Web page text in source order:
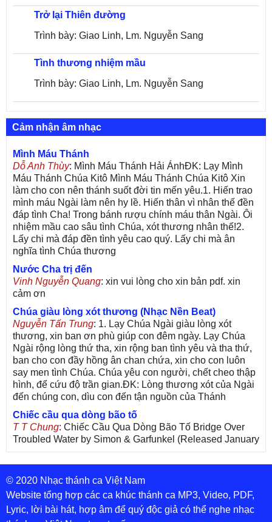
Trở lại Thiên đường
Trình bày: Giao Linh, Lm. Nguyễn Sang
Tình thương nhiệm mầu
Trình bày: Giao Linh, Lm. Nguyễn Sang
Cảm nhận âm nhạc
Mình Máu Thánh
Dỗ Anh Thùy: Mình Máu Thánh Hải ÁnhĐK: Lạy Mình
Máu Thánh Chúa Kitô Mình Máu Thánh Chúa Kitô Xin
làm cho con nên thánh suốt đời tin mến yêu.1. Hiến trao
mình máu Ngài làm nên hy lề. Hiến thân vì nhân thế đền
đáp tình Cha! Trong bánh rượu chính máu thân Ngài. Ôi
nhiệm mầu cao sâu tình Chúa, xót thương nhân thế!2.
Lấy chi mà đáp đền tình yêu cao quý. Lấy chi mà ân
nghĩa tình Chúa thương
Nước Cha trị đến
Vinh Nguyễn Quang: xin vui lòng cho xin bản pdf. xin
cảm ơn
Chúa giàu lòng xót thương (Nhạc Nền Beat)
Nguyễn Tấn Trung: 1. Lạy Chúa Ngài giàu lòng xót
thương, xin ban ơn phù giúp con đêm ngày. Lạy Chúa
Ngài rộng lòng thứ tha, xin rộng ban tình yêu và tha thứ,
ban cho con đầy hồng ân chan chứa, xin cho con luôn
say men tình Chúa. Chúa yêu con người, chết cheo thập
hình, để cứu độ trần gian.ĐK: Lòng thương xót của Ngài
đến chúng con, dìu con đến tận nguồn của Thánh
Chiếc cầu qua dòng bão tố
T T Chung: Chiếc Cầu Qua Dòng Bão Tố Bridge Over
Troubled Water by Simon & Garfunkel (Released January
26, 1970) Lời Việt: Nhạc Sĩ Vũ Đức Nghiêm Trình Bày:
Chung Tử Lưu
De Colores! (Lời Việt)
Son Vu: Bài hát có lời chưa.Cám ơn
Bài ca dâng Mẹ
© 2020 Nhạc thánh ca Việt Nam
Website tổng hợp các ca khúc thánh ca MP3, Video, PDF,
Lyric, lời bài hát, hợp âm để quý độc giả có thể nghe nhạc